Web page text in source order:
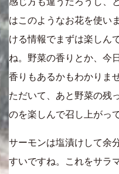
はこのようなお花を使い
ける情報でまずは楽しん
ね。野菜の香りとか、今
香りもあるかもわかりま
ただいて、あと野菜の残
のを楽しんで召し上がっ
サーモンは塩漬けして余
すいですね。これをサラ